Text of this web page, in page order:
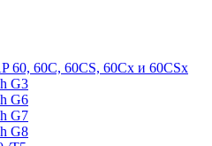
60, 60C, 60CS, 60Cx и 60CSx
G3
G6
G7
G8